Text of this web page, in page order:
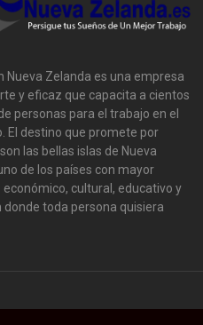
Nueva Zelanda es una empresa
y eficaz que capacita a cientos
personas para el trabajo en el
El destino que promete por
las bellas islas de Nueva
de los países con mayor
económico, cultural, educativo y
donde toda persona quisiera